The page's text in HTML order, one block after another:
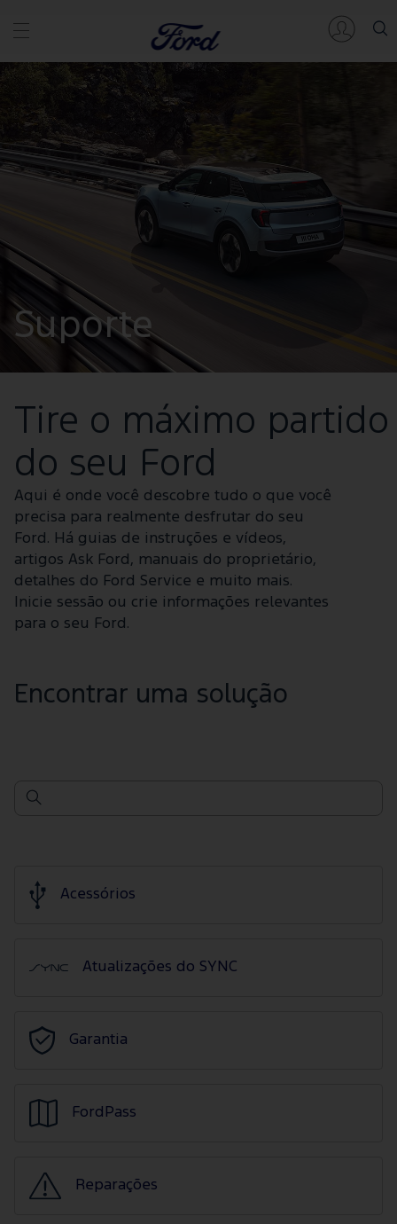
Suporte
Tire o máximo partido
do seu Ford
Aqui é onde você descobre tudo o que você
precisa para realmente desfrutar do seu
Ford. Há guias de instruções e vídeos,
artigos Ask Ford, manuais do proprietário,
detalhes do Ford Service e muito mais.
Inicie sessão ou crie informações relevantes
para o seu Ford.
Encontrar uma solução
Acessórios
Atualizações do SYNC
Garantia
FordPass
Reparações